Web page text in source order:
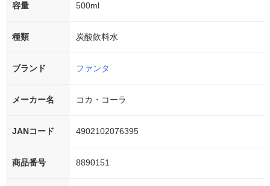
容量 500ml
種類 炭酸飲料水
ブランド ファンタ
メーカー名 コカ・コーラ
JANコード 4902102076395
商品番号 8890151